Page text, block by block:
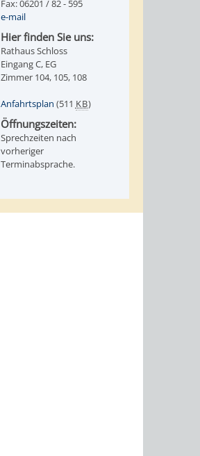
Fax: 06201 / 82 - 595
e-mail
Hier finden Sie uns:
Rathaus Schloss
Eingang C, EG
Zimmer 104, 105, 108
Anfahrtsplan (511 KB)
Öffnungszeiten:
Sprechzeiten nach
vorheriger
Terminabsprache.